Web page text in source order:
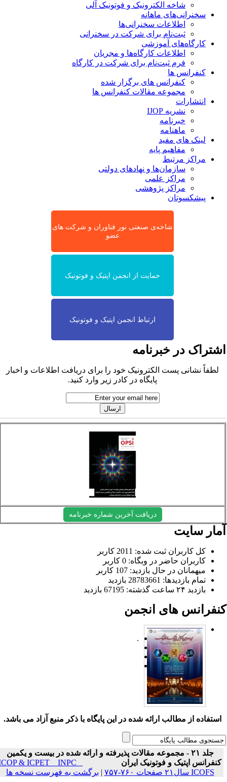
شاخه‌ الکترونیک و فوتونیک آلی
سخنرانی‌های ماهانه
اطلاعات سخنرانی‌‌ها
ثبت‌نام برای شرکت در سخنرانی
کارگاه‌های آموزشی
اطلاعات کارگاه‌ها و مجریان
فرم ثبت‌نام برای شرکت در کارگاه
کنفرانس ها
کنفرانس های برگزار شده
مجموعه مقالات کنفرانس ها
انتشارات
نشریه IJOP
خبرنامه
ماهنامه
لینک های مفید
مفاهیم پایه
مراکز مرتبط
سازمان‌ها و نهادهای دولتی
مراکز علمی
مراکز پژوهشی
پیشکسوتان
شاخه‌ی صنعتی نور فناوران و شرکت های
عضو
حمایت از انجمن اپتیک و فوتونیک
ارتباط انجمن اپتیک و فوتونیک
در خبرنامه
لطفاً نشانی پست الکترونیک خود را برای دریافت اطلاعات و اخبار
پایگاه در کادر زیر وارد کنید.
دریافت آخرین شماره خبرنامه
سایت
کل کاربران ثبت شده: 2011 کاربر
کاربران حاضر در وبگاه: 0 کاربر
میهمانان در حال بازدید: 107 کاربر
تمام بازدید‌ها: 28783661 بازدید
بازدید ۲۴ ساعت گذشته: 67195 بازدید
های انجمن
.
استفاده از مطالب ارائه شده در این پایگاه با ذکر منبع آزاد می باشد.
جلد ۲۱ - مجموعه مقالات پذیرفته و ارائه شده در بیست و یکمین
کنفرانس اپتیک و فوتونیک ایران
ICOP & ICPET _ INPC _
ICOFS سال۲۱ صفحات ۷۶۰-۷۵۷
|برگشت به فهرست نسخه ها